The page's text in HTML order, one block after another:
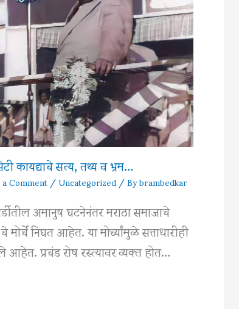
कायद्याचे सत्य, तथ्य व भ्रम…
Comment/Uncategorized/ Bybrambedkar
अमानुष घटनेनंतर मराठा समाजाचे
निघत आहेत. या मोर्च्यांमुळे सत्ताधारीही
आहेत. प्रचंड रोष रस्त्यावर व्यक्त होत…